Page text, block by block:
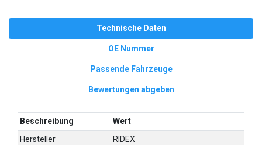
Technische Daten
OE Nummer
Passende Fahrzeuge
Bewertungen abgeben
Beschreibung
Wert
Hersteller
RIDEX